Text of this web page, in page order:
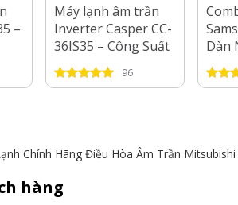
–
Máy lạnh âm trần
Inverter Casper CC-
36IS35 – Công Suất
4 Hp
96
Dàn
Dàn
Chính Hãng Điều Hòa Âm Trần Mitsubishi
hàng